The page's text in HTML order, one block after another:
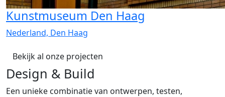
Kunstmuseum Den Haag
Nederland, Den Haag
Bekijk al onze projecten
Design & Build
Een unieke combinatie van ontwerpen, testen,